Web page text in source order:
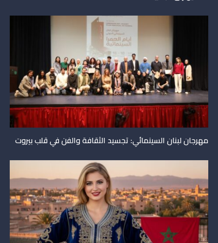
مهرجان لبنان السينمائي: تجسيد الثقافة والفن في قلب بيروت